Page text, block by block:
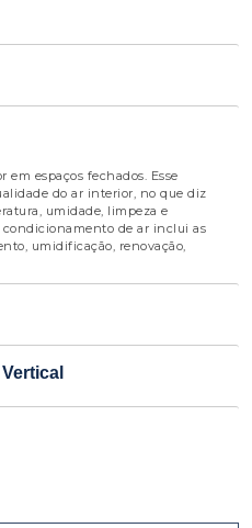
espaços fechados. Esse
do ar interior, no que diz
umidade, limpeza e
de ar inclui as
umidificação, renovação,